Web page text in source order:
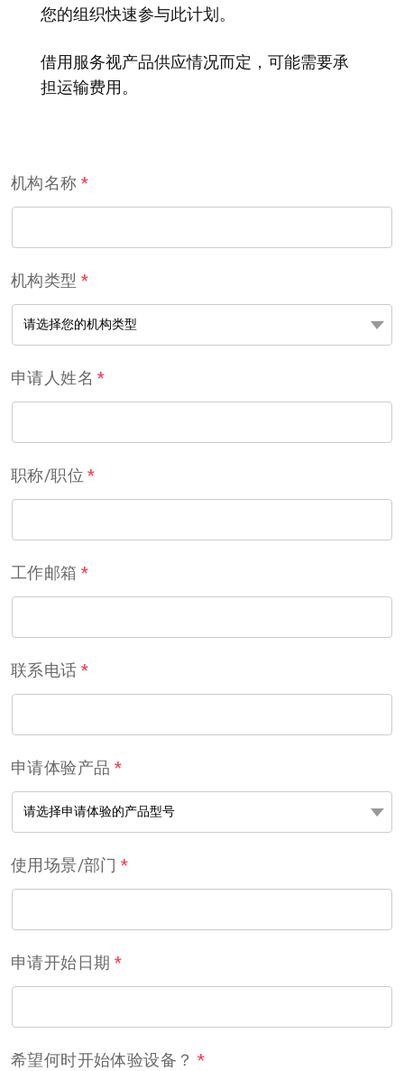
您的组织快速参与此计划。
借用服务视产品供应情况而定，可能需要承
担运输费用。
机构名称 *
机构类型 *
申请人姓名 *
职称/职位 *
工作邮箱 *
联系电话 *
申请体验产品 *
使用场景/部门 *
申请开始日期 *
希望何时开始体验设备？ *